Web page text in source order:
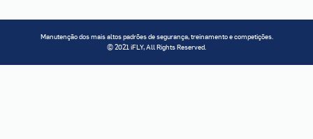
Manutenção dos mais altos padrões de segurança, treinamento e competições.
© 2021 iFLY, All Rights Reserved.